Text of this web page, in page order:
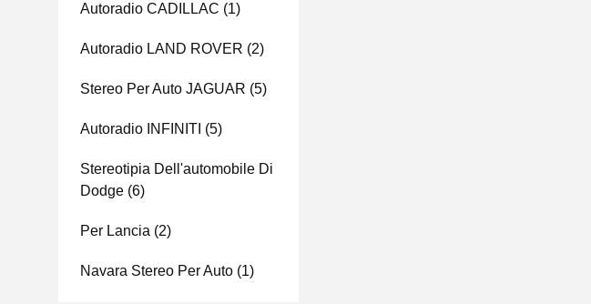
Autoradio CADILLAC (1)
Autoradio LAND ROVER (2)
Stereo Per Auto JAGUAR (5)
Autoradio INFINITI (5)
Stereotipia Dell'automobile Di
Dodge (6)
Per Lancia (2)
Navara Stereo Per Auto (1)